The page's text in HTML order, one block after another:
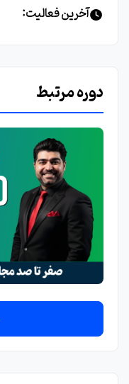
آخرین فعالیت:
دوره مرتبط